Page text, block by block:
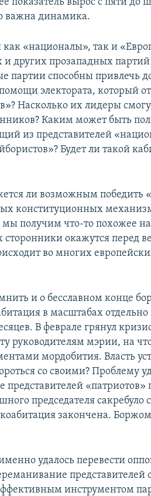
важна динамика.
«националы», так и
и других прозападных партий
партии способны привлечь
электората, который
Насколько их лидеры
Каким может быть
из представителей
Будет ли такой
ли возможным победить
конституционных
получим что-то похожее
сторонники окажутся перед
во многих
и о бесславном конце
в масштабах
В феврале грянул
руководителям мэрии, на
мордобития. Власть
со своими? Проблему
представителей
председателя сакребуло
закончена.
удалось перевести
инструментом